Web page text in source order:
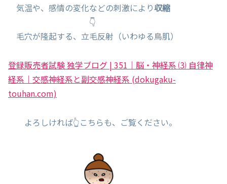
気温や、感情の変化などの刺激により収縮
👇
毛穴が隆起する、立毛反射（いわゆる鳥肌）
登録販売者試験 独学ブログ | 351｜脳・神経系 ⑶ 自律神
経系｜交感神経系と副交感神経系 (dokugaku-
touhan.com)
よろしければ👆こちらも、ご覧ください。